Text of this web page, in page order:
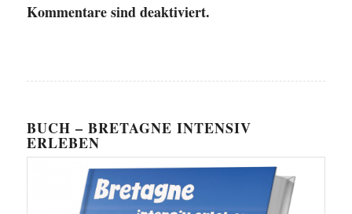
Kommentare sind deaktiviert.
BUCH – BRETAGNE INTENSIV
ERLEBEN